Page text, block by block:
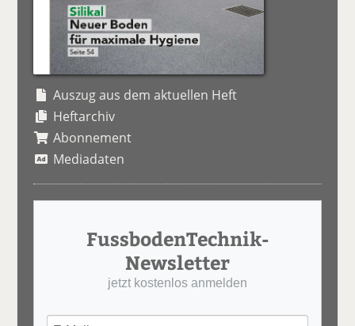
Auszug aus dem aktuellen Heft
Heftarchiv
Abonnement
Mediadaten
FussbodenTechnik-
Newsletter
jetzt kostenlos anmelden